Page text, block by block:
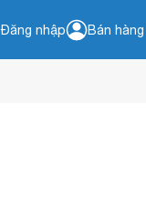
Đăng nhập Bán